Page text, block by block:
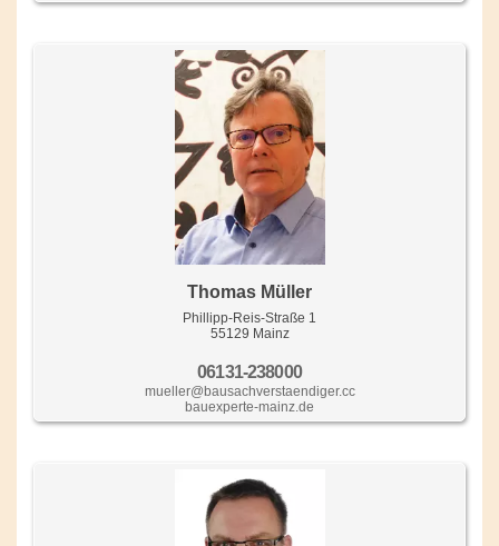
Thomas Müller
Phillipp-Reis-Straße 1
55129 Mainz
06131-238000
mueller@bausachverstaendiger.cc
bauexperte-mainz.de